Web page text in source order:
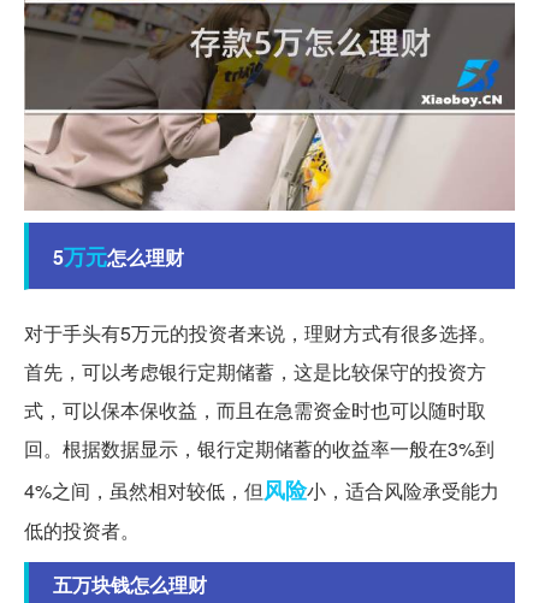
5万元怎么理财
对于手头有5万元的投资者来说，理财方式有很多选择。
首先，可以考虑银行定期储蓄，这是比较保守的投资方
式，可以保本保收益，而且在急需资金时也可以随时取
回。根据数据显示，银行定期储蓄的收益率一般在3%到
4%之间，虽然相对较低，但风险小，适合风险承受能力
低的投资者。
五万块钱怎么理财